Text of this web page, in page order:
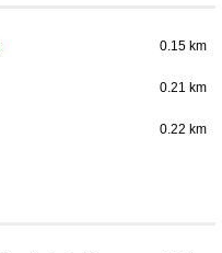
0.15 km
0.21 km
0.22 km